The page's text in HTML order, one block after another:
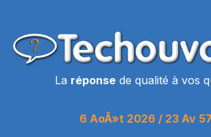
La réponsede qualité à vos
6 AoÃ»t 2026 / 23 Av